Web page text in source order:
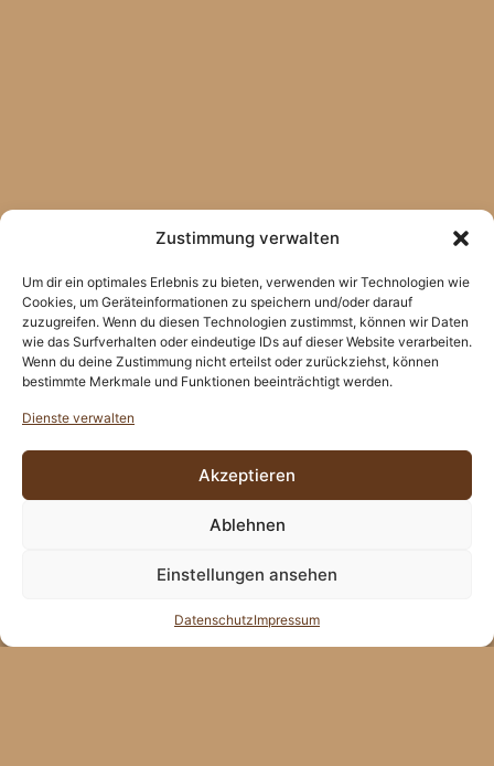
Zustimmung verwalten
Um dir ein optimales Erlebnis zu bieten, verwenden wir Technologien wie
Cookies, um Geräteinformationen zu speichern und/oder darauf
zuzugreifen. Wenn du diesen Technologien zustimmst, können wir Daten
wie das Surfverhalten oder eindeutige IDs auf dieser Website verarbeiten.
Wenn du deine Zustimmung nicht erteilst oder zurückziehst, können
bestimmte Merkmale und Funktionen beeinträchtigt werden.
Dienste verwalten
Akzeptieren
Ablehnen
Einstellungen ansehen
DatenschutzImpressum